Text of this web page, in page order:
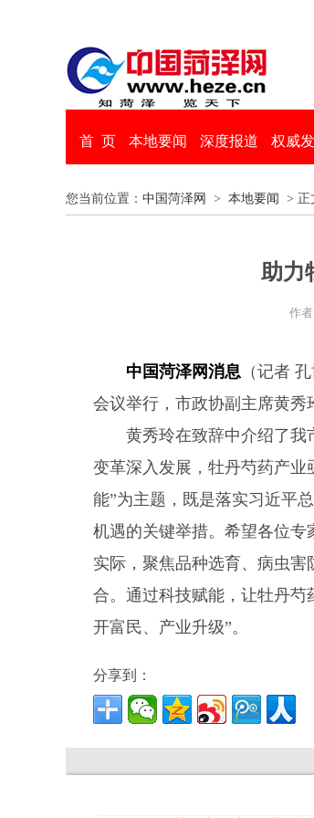
首 页 本地要闻 深度报道 权威
您当前位置： 中国菏泽网 > 本地要闻 > 正
助力
作
中国菏泽网消息 （记者
会议举行，市政协副主席黄秀
黄秀玲在致辞中介绍了我
变革深入发展，牡丹芍药产业
能”为主题，既是落实习近平
机遇的关键举措。希望各位
实际，聚焦品种选育、病虫
合。通过科技赋能，让牡丹芍
开富民、产业升级”。
分享到：